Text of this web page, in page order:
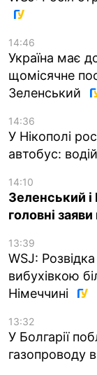
14:46
Україна має
щомісячне
Зеленський
14:36
У Нікополі
автобус:
14:10
Зеленський і
головні
13:39
WSJ:
вибухівкою
Німеччині
13:32
У Болгарії
газопроводу